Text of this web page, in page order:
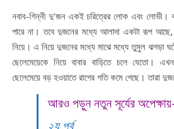
নবাব-গিন্নী দু’জন একই চরিত্রের লোক এবং
পারে না। তবে দুজনের মধ্যে আলাদা একটা রূপ আছে,
নিয়ে। এ নিয়ে দুজনের মধ্যে মাঝে মধ্যে তুমুল ঝগড়া
ছেলেমেয়েকে নিয়ে বাবার বাড়িতে চলে যেতো।
ছেলেমেয়ে বড় হওয়াতে রাগের গতি কমে গেছে। তারা
আরও পড়ুন নতুন সূর্যের
২য় পর্ব